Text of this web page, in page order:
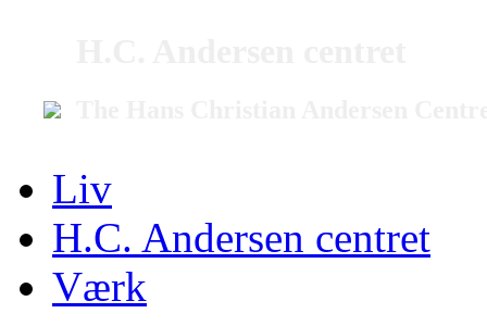
Liv
H.C. Andersen centret
Værk